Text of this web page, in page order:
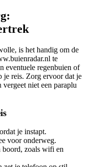
is het handig om de
te
eventuele regenbuien of
je reis. Zorg ervoor dat je
niet een paraplu
je instapt.
voor onderweg.
boord, zoals wifi en